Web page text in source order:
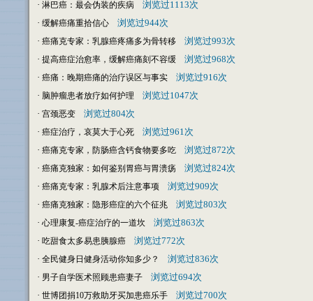
· 淋巴癌：最会伪装的疾病
浏览过1113次
· 缓解癌痛重拾信心
浏览过944次
· 癌痛克专家：乳腺癌疼痛多为骨转移
浏览过993次
· 提高癌症治愈率，缓解癌痛刻不容缓
浏览过968次
· 癌痛：晚期癌痛的治疗误区与事实
浏览过916次
· 脑肿瘤患者放疗如何护理
浏览过1047次
· 宫颈恶变
浏览过804次
· 癌症治疗，哀莫大于心死
浏览过961次
· 癌痛克专家，防肠癌含钙食物要多吃
浏览过872次
· 癌痛克独家：如何鉴别胃癌与胃溃疡
浏览过824次
· 癌痛克专家：乳腺术后注意事项
浏览过909次
· 癌痛克独家：隐形癌症的六个征兆
浏览过803次
· 心理康复-癌症治疗的一道坎
浏览过863次
· 吃甜食太多易患胰腺癌
浏览过772次
· 全民健身日健身活动你知多少？
浏览过836次
· 男子自学医术照顾患癌妻子
浏览过694次
· 世博团捐10万救助牙买加患癌乐手
浏览过700次